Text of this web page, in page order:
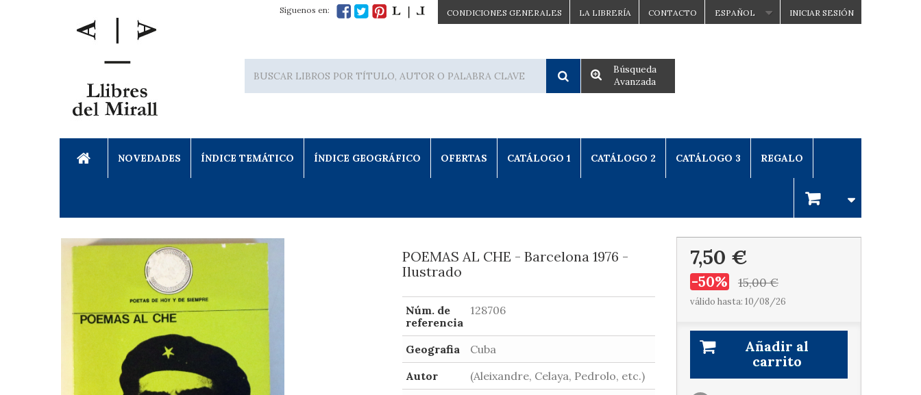
INICIAR SESIÓN
ESPAÑOL
CONTACTO
LA LIBRERÍA
CONDICIONES GENERALES
Síguenos en:
Búsqueda
Avanzada
NOVEDADES ÍNDICE TEMÁTICO ÍNDICE GEOGRÁFICO OFERTAS CATÁLOGO 1 CATÁLOGO 2 CATÁLOGO 3 REGALO
POEMAS AL CHE - Barcelona 1976 -
Ilustrado
Núm. de
referencia
128706
Geografia
Cuba
Autor
(Aleixandre, Celaya, Pedrolo, etc.)
7,50 €
-50% 15,00 €
válido hasta: 10/08/26
Añadir al
carrito